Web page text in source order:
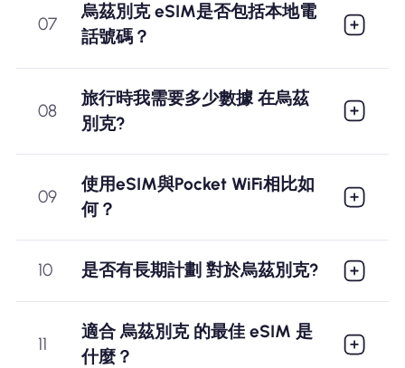
07
烏茲別克 eSIM是否包括本地電
話號碼？
08
旅行時我需要多少數據 在烏茲
別克?
09
使用eSIM與Pocket WiFi相比如
何？
10 是否有長期計劃 對於烏茲別克?
11
適合 烏茲別克 的最佳 eSIM 是
什麼？